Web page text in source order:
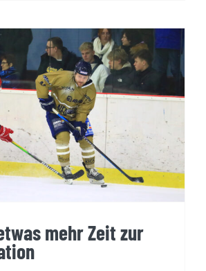
etwas mehr Zeit zur
Regeneration
mehr Zeit zur